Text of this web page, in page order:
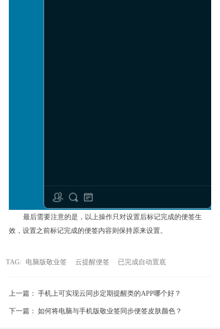
最后需要注意的是，以上操作只对设置后标记完成的便签生
效，设置之前标记完成的便签内容则保持原来设置。
TAG: 电脑版敬业签 云提醒便签 已完成自动置底
上一篇： 手机上可实现云同步定期提醒类的APP哪个好？
下一篇： 如何将电脑与手机版敬业签同步便签皮肤颜色？